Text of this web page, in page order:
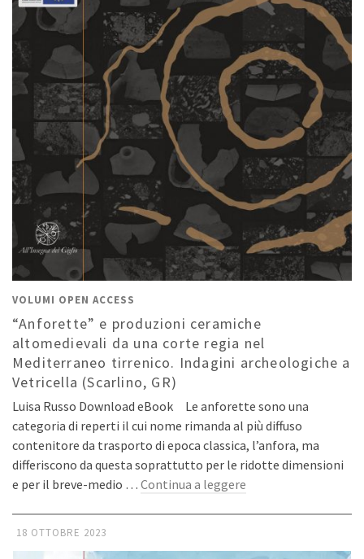
VOLUMI OPEN ACCESS
“Anforette” e produzioni ceramiche
altomedievali da una corte regia nel
Mediterraneo tirrenico. Indagini archeologiche a
Vetricella (Scarlino, GR)
Luisa Russo Download eBook Le anforette sono una
categoria di reperti il cui nome rimanda al più diffuso
contenitore da trasporto di epoca classica, l’anfora, ma
differiscono da questa soprattutto per le ridotte dimensioni
e per il breve-medio … Continua a leggere
18 OTTOBRE 2023